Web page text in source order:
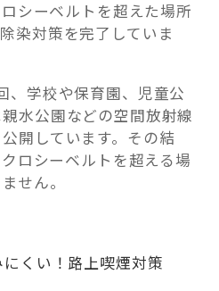
シーベルトを超えた場所
染対策を完了していま
、学校や保育園、児童公
水公園などの空間放射線
開しています。その結
ロシーベルトを超える場
せん。
くい！路上喫煙対策